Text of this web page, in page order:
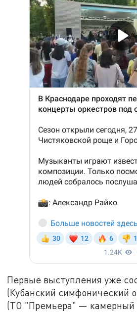
Первые выступления уже
(Кубанский симфонический
(ТО "Премьера" — камерный